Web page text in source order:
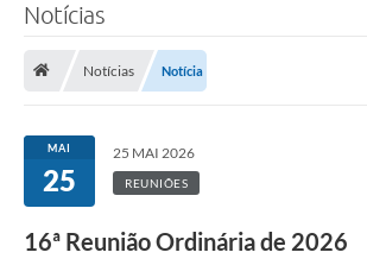
Notícias
Notícias Notícia
MAI
25
25 MAI 2026
REUNIÕES
16ª Reunião Ordinária de 2026